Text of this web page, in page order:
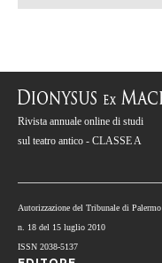
Rivista annuale online di studi
sul teatro antico - CLASSE A
Autorizzazione del Tribunale di Palermo
n. 18 del 15 luglio 2010
ISSN 2038-5137